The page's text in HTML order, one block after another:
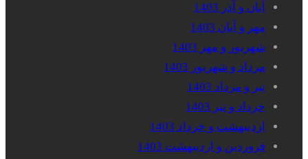
آبان و آذر 1403
مهر و آبان 1403
شهریور و مهر 1403
مرداد و شهریور 1403
تیر و مرداد 1403
خرداد و تیر 1403
اردیبهشت و خرداد 1403
فروردین و اردیبهشت 1403